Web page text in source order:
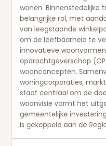
wonen. Binnenstedelijke
belangrijke rol, met
van leegstaande
om de leefbaarheid te
innovatieve
opdrachtgeverschap
woonconcepten.
woningcorporaties,
staat centraal om de
woonvisie vormt het
gemeentelijke
is gekoppeld aan de